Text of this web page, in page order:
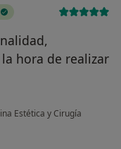
hora de realizar
Estética y Cirugía